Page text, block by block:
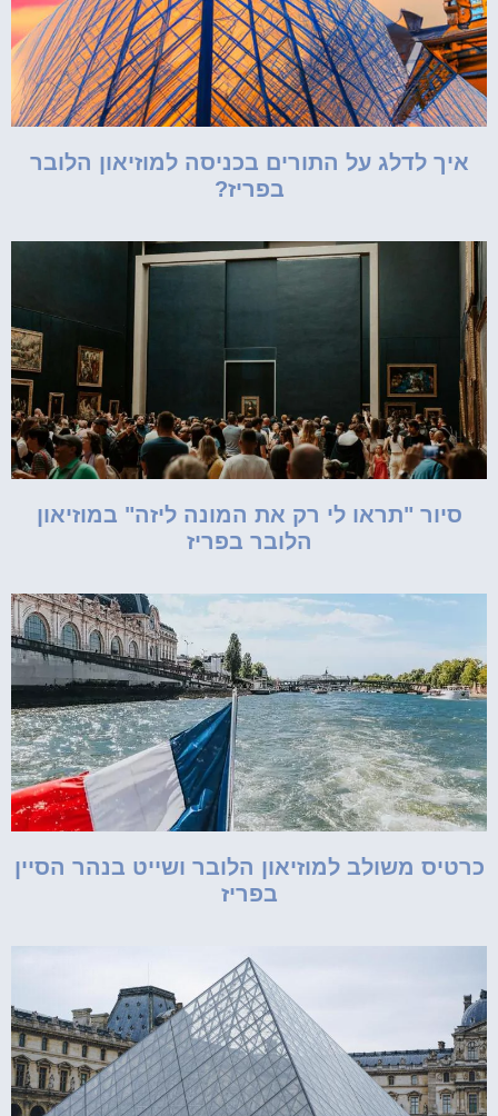
איך לדלג על התורים בכניסה למוזיאון הלובר
בפריז?
סיור "תראו לי רק את המונה ליזה" במוזיאון
הלובר בפריז
כרטיס משולב למוזיאון הלובר ושייט בנהר הסיין
בפריז